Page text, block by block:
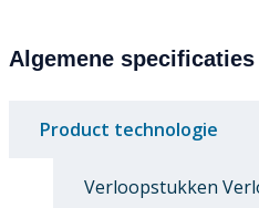
Algemene specificaties
Product technologie
Verloopstukken